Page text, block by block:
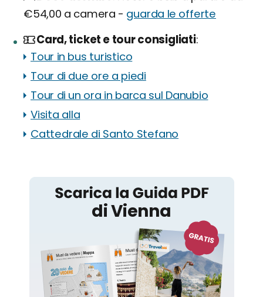
€54,00 a camera - guarda le offerte
Card, ticket e tour consigliati
Tour in bus turistico
Tour di due ore a piedi
Tour di un ora in barca sul Danubio
Visita alla
Cattedrale di Santo Stefano
Vienna